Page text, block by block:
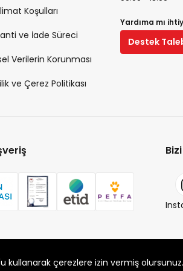
Koşulları
ve İade Süreci
Verilerin Korunması
ve Çerez Politikası
Yardıma mı
Destek
Cad. No: 9 Osmangazi/Bursa
kullanarak çerezlere izin vermiş olursunuz.